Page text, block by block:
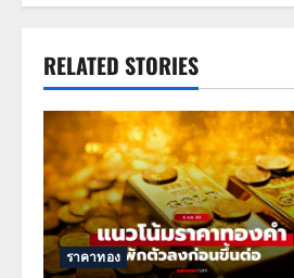
s
t
n
a
v
i
RELATED STORIES
ราคาทอง